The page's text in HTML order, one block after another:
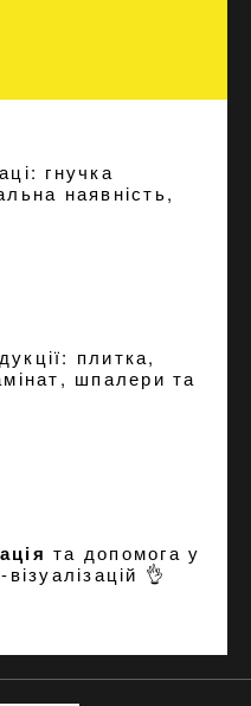
гнучка
наявність,
плитка,
шпалери та
та допомога у
візуалізацій 👌